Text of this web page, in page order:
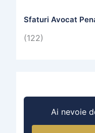
Sfaturi Avocat
(122)
Ai nevoie